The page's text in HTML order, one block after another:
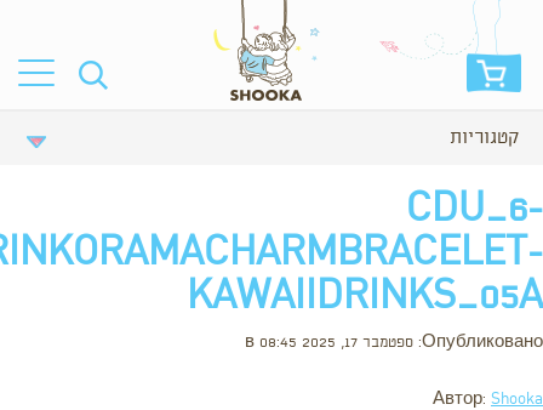
קטגוריות
CDU_6-
KAWAIIDRINKS_05A
Опубликовано: ספטמבר 17, 2025 в 08:45
Автор: Shooka